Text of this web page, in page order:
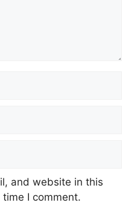
and website in this
I comment.